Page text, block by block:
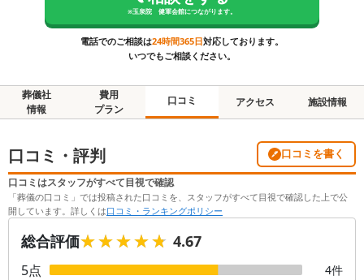
※玉泉院 健軍会館につながります。
電話でのご相談は24時間365日対応しております。
いつでもご相談ください。
葬儀社
情報
費用
プラン
口コミ アクセス 施設情報
口コミ・評判 口コミを書く
口コミはスタッフがすべて目視で確認
「葬儀の口コミ」では投稿された口コミを、スタッフがすべて目視で確認した上で公
開しています。詳しくは口コミ・ランキングポリシー
総合評価★★★★★
★★★★★ 4.67
5点 4件